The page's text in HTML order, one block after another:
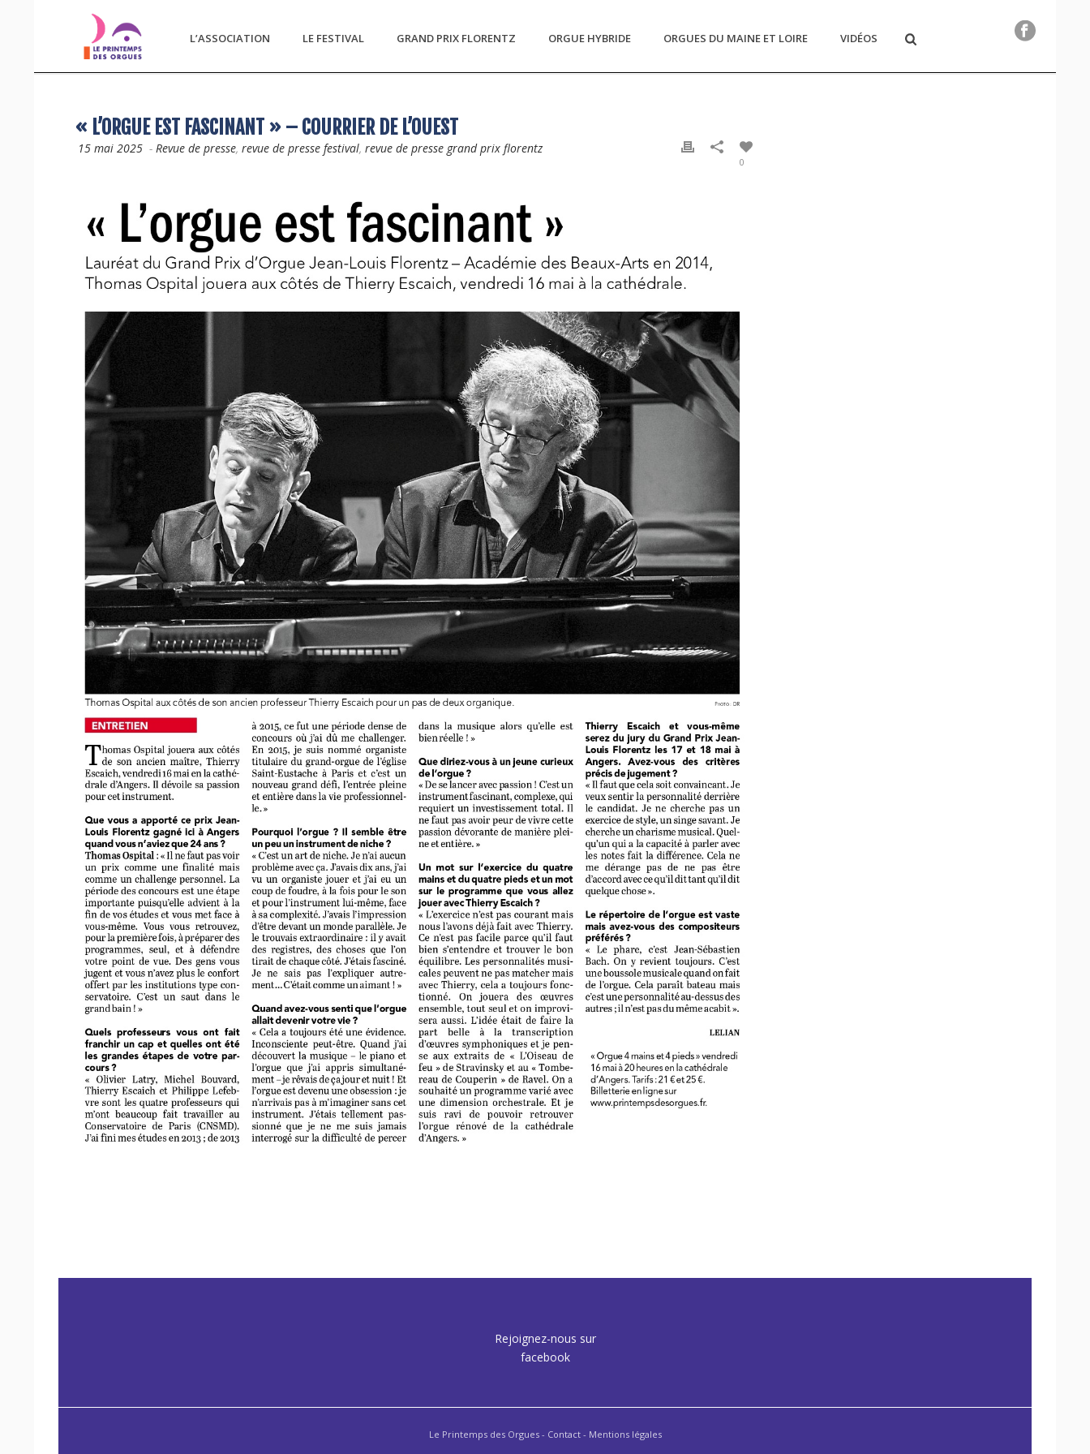
L’ASSOCIATION LE FESTIVAL GRAND PRIX FLORENTZ ORGUE HYBRIDE ORGUES DU MAINE ET LOIRE VIDÉOS
« L’ORGUE EST FASCINANT » – COURRIER DE L’OUEST
15 mai 2025 - Revue de presse, revue de presse festival, revue de presse grand prix florentz
0
Rejoignez-nous sur
facebook
Le Printemps des Orgues - Contact- Mentions légales